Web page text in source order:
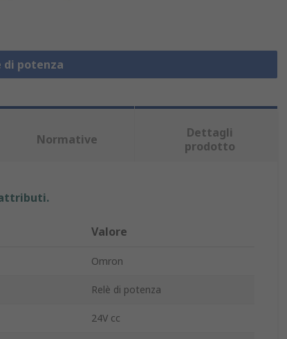
di potenza
Normative
Dettagli
prodotto
Valore
Omron
Relè di potenza
24V cc